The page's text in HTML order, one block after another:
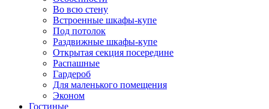
Во всю стену
Встроенные шкафы-купе
Под потолок
Раздвижные шкафы-купе
Открытая секция посередине
Распашные
Гардероб
Для маленького помещения
Эконом
Гостиные